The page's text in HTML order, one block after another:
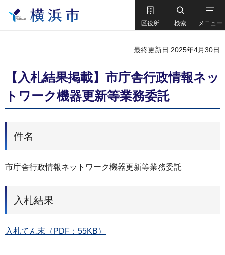
区役所 検索 メニュー
最終更新日 2025年4月30日
【入札結果掲載】市庁舎行政情報ネッ
トワーク機器更新等業務委託
件名
市庁舎行政情報ネットワーク機器更新等業務委託
入札結果
入札てん末（PDF：55KB）